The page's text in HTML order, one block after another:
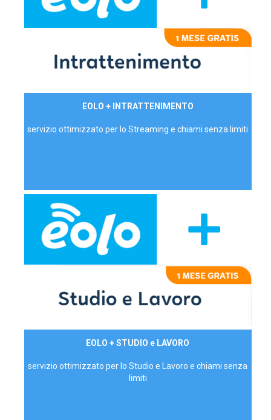
EOLO + INTRATTENIMENTO
servizio ottimizzato per lo Streaming e chiami senza limiti
EOLO + STUDIO e LAVORO
servizio ottimizzato per lo Studio e Lavoro e chiami senza
limiti